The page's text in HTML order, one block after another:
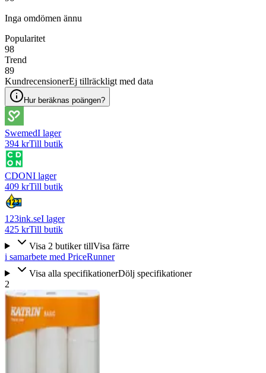
Inga omdömen ännu
Popularitet
98
Trend
89
KundrecensionerEj tillräckligt med data
Hur beräknas poängen?
SwemedI lager
394 krTill butik
CDONI lager
409 krTill butik
123ink.seI lager
425 krTill butik
Visa 2 butiker tillVisa färre
i samarbete med PriceRunner
Visa alla specifikationerDölj specifikationer
2